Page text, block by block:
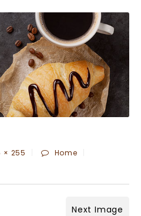
× 255 Home
Next Image